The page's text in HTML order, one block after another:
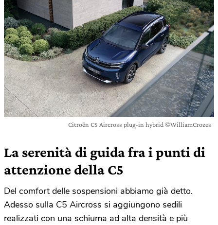
Citroën C5 Aircross plug-in hybrid ©WilliamCrozes
La serenità di guida fra i punti di
attenzione della C5
Del comfort delle sospensioni abbiamo già detto.
Adesso sulla C5 Aircross si aggiungono sedili
realizzati con una schiuma ad alta densità e più